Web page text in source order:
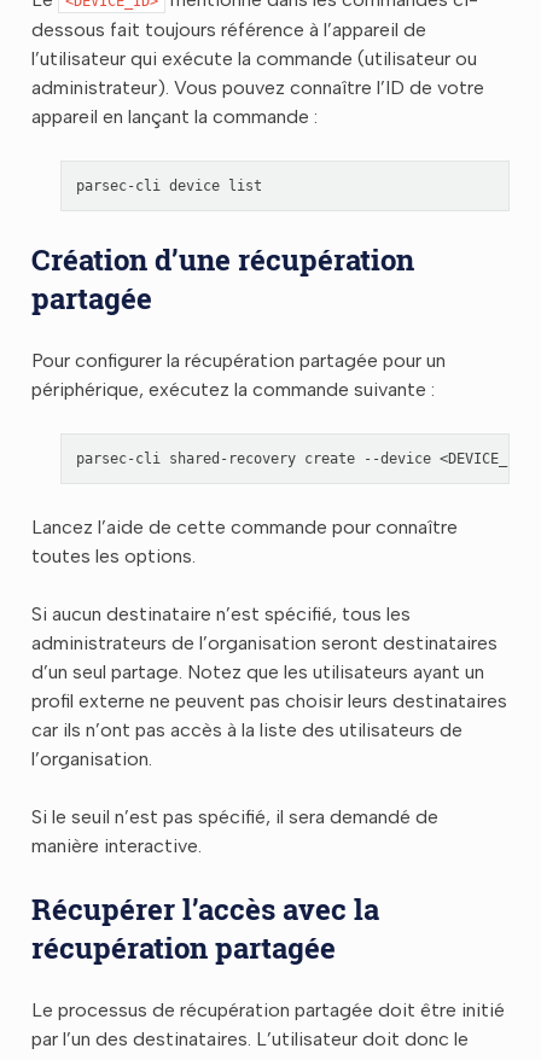
dessous fait toujours référence à l’appareil de
l’utilisateur qui exécute la commande (utilisateur ou
administrateur). Vous pouvez connaître l’ID de votre
appareil en lançant la commande :
parsec-cli device
Création d’une récupération
partagée
Pour configurer la récupération partagée pour un
périphérique, exécutez la commande suivante :
parsec-cli shared-recovery create --device
Lancez l’aide de cette commande pour connaître
toutes les options.
Si aucun destinataire n’est spécifié, tous les
administrateurs de l’organisation seront destinataires
d’un seul partage. Notez que les utilisateurs ayant un
profil externe ne peuvent pas choisir leurs destinataires
car ils n’ont pas accès à la liste des utilisateurs de
l’organisation.
Si le seuil n’est pas spécifié, il sera demandé de
manière interactive.
Récupérer l’accès avec la
récupération partagée
Le processus de récupération partagée doit être initié
par l’un des destinataires. L’utilisateur doit donc le